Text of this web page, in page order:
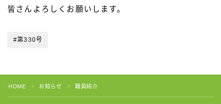
お知らせ
皆さんよろしくお願いします。
#第330号
HOME ＞ お知らせ ＞ 職員紹介